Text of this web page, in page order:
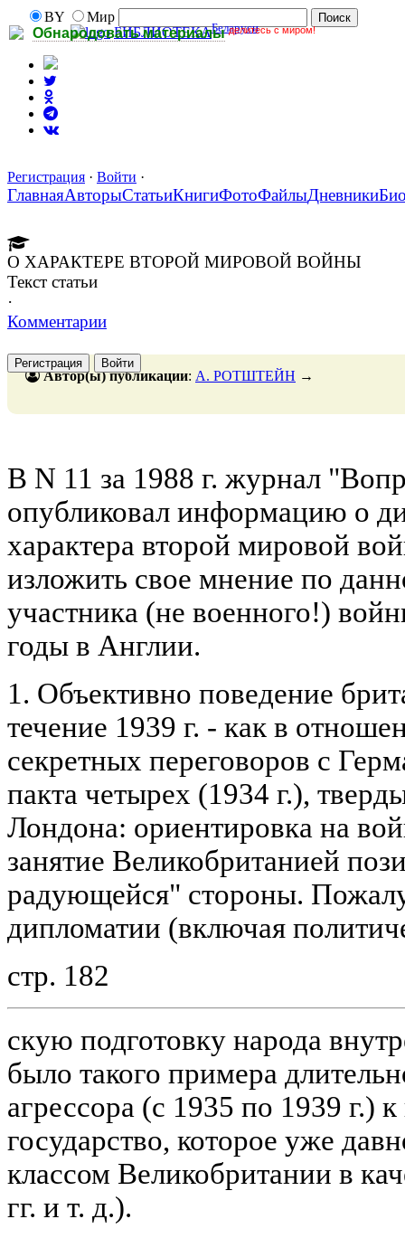
Обнародовать материалы делитесь с миром!
BY
Мир
БИБЛИОТЕКАБеларуси
Регистрация · Войти ·
ГлавнаяАвторыСтатьиКнигиФотоФайлыДневники
О ХАРАКТЕРЕ ВТОРОЙ МИРОВОЙ ВОЙНЫ
Текст статьи
·
Комментарии
Регистрация Войти
Автор(ы) публикации: А. РОТШТЕЙН →
В N 11 за 1988 г. журнал
опубликовал информацию о
характера второй мировой
изложить свое мнение по
участника (не военного!)
годы в Англии.
1. Объективно поведение
течение 1939 г. - как в
секретных переговоров с
пакта четырех (1934 г.),
Лондона: ориентировка на
занятие Великобританией
радующейся" стороны.
дипломатии (включая
стр. 182
скую подготовку народа
было такого примера
агрессора (с 1935 по 1939 г.)
государство, которое уже
классом Великобритании в
гг. и т. д.).